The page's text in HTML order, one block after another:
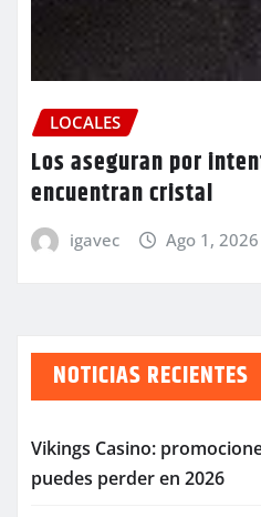
LOCALES
Los aseguran por
encuentran cristal
igavec Ago 1, 2026
NOTICIAS RECIENTES
Vikings Casino:
puedes perder en 2026